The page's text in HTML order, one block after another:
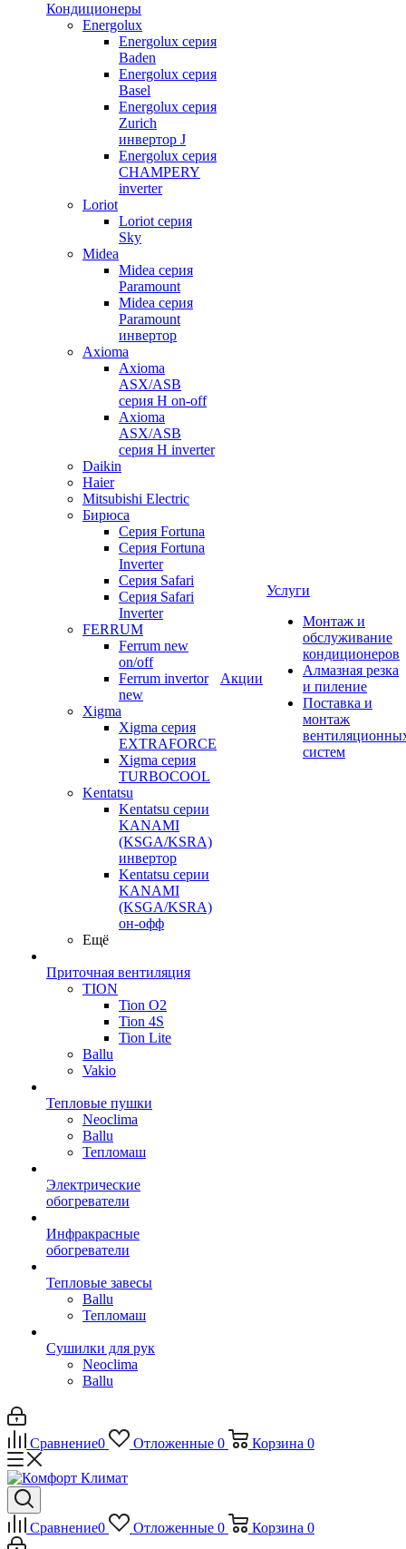
Кондиционеры
Energolux
Energolux серия
Baden
Energolux серия
Basel
Energolux серия
Zurich
инвертор J
Energolux серия
CHAMPERY
inverter
Loriot
Loriot серия
Sky
Midea
Midea серия
Paramount
Midea серия
Paramount
инвертор
Axioma
Axioma
ASX/ASB
серия Н on-off
Axioma
ASX/ASB
серия Н inverter
Daikin
Haier
Mitsubishi Electric
Бирюса
Серия Fortuna
Серия Fortuna
Inverter
Серия Safari
Серия Safari
Inverter
FERRUM
Ferrum new
on/off
Ferrum invertor
new
Xigma
Xigma серия
EXTRAFORCE
Xigma серия
TURBOCOOL
Kentatsu
Kentatsu серии
KANAMI
(KSGA/KSRA)
инвертор
Kentatsu серии
KANAMI
(KSGA/KSRA)
он-офф
Ещё
Приточная вентиляция
TION
Tion O2
Tion 4S
Tion Lite
Ballu
Vakio
Тепловые пушки
Neoclima
Ballu
Тепломаш
Электрические
обогреватели
Инфракрасные
обогреватели
Тепловые завесы
Ballu
Тепломаш
Сушилки для рук
Neoclima
Ballu
Акции
Услуги
Монтаж и
обслуживание
кондиционеров
Алмазная резка
и пиление
Поставка и
монтаж
систем
Сравнение0 Отложенные 0 Корзина 0
Сравнение0 Отложенные 0 Корзина 0